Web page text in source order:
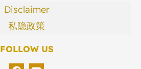
Disclaimer
私隐政策
FOLLOW US